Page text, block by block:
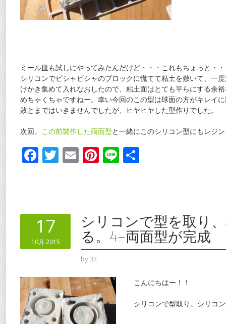
ミール皿も試しにやってみたんだけど・・・これもちょっと・
シリコンでビシャビシャのブロックに慌てて粘土を敷いて、一
けかき集めて入れなおしたので、粘土面はとても平らにする余
めちゃくちゃですねー。幸い今回のこの型は球面の方がキレイ
敗とまではいきませんでしたが、ヒヤヒヤした型作りでした。
次回、 この前製作した両面型と一緒にこのシリコン型にもレジ
F
o
o
k
T E Pi
st
Li
17
10月 2015
シリコンで型を取り
る。4-両面型が完成
by32
こんにちはー！！
シリコンで型取り。シリコ